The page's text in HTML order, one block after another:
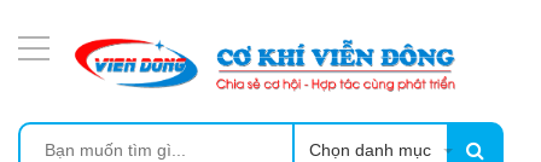
Chọn danh mục
MÁY ÉP MÍA TẠO BỌT
MÁY RỬA BÁT SIÊU ÂM